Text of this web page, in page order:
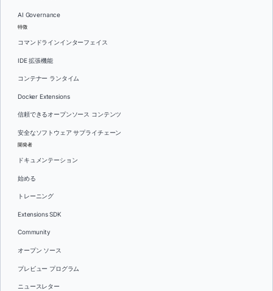
AI Governance
特徴
コマンドラインインターフェイス
IDE 拡張機能
コンテナー ランタイム
Docker Extensions
信頼できるオープンソース コンテンツ
安全なソフトウェア サプライチェーン
開発者
ドキュメンテーション
始める
トレーニング
Extensions SDK
Community
オープン ソース
プレビュー プログラム
ニュースレター